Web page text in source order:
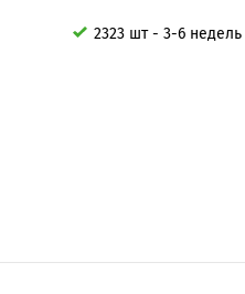
2323 шт - 3-6 недель